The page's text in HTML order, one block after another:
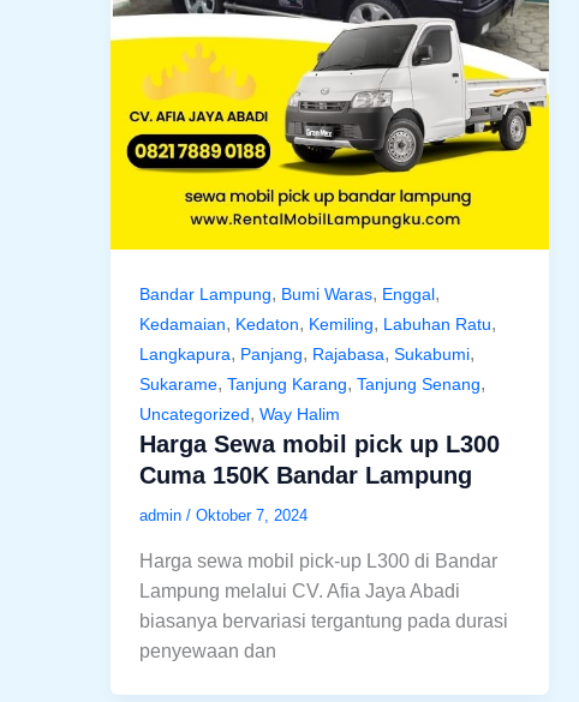
Bandar Lampung, Bumi Waras, Enggal,
Kedamaian, Kedaton, Kemiling, Labuhan Ratu,
Langkapura, Panjang, Rajabasa, Sukabumi,
Sukarame, Tanjung Karang, Tanjung Senang,
Uncategorized, Way Halim
Harga Sewa mobil pick up L300
Cuma 150K Bandar Lampung
admin / Oktober 7, 2024
Harga sewa mobil pick-up L300 di Bandar
Lampung melalui CV. Afia Jaya Abadi
biasanya bervariasi tergantung pada durasi
penyewaan dan